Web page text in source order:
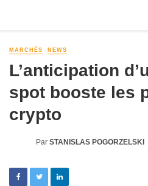
MARCHÉS NEWS
L’anticipation
spot booste les
crypto
Par STANISLAS POGORZELSKI